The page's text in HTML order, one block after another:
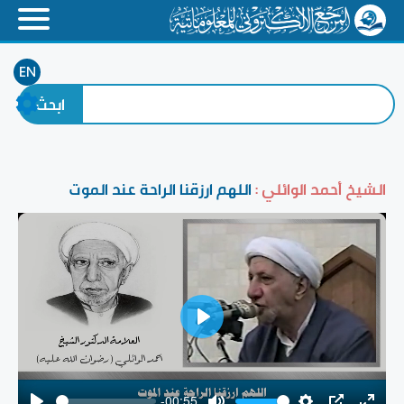
EN
الشيخ أحمد الوائلي :اللهم ارزقنا الراحة عند الموت
-00:55
Play